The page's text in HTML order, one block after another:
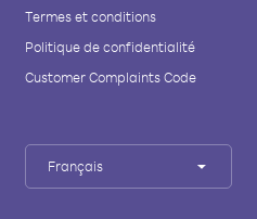
Termes et conditions
Politique de confidentialité
Customer Complaints Code
Français